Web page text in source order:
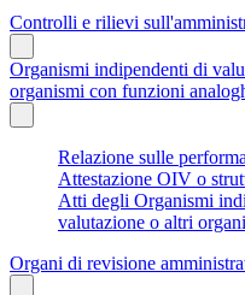
Controlli e rilievi
Organismi indipendenti di
organismi con funzioni
Relazione sulle
Attestazione OIV o
Atti degli Organismi
valutazione o altri
Organi di revisione